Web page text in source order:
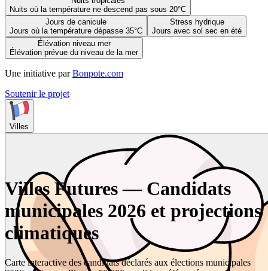
Nuits où la température ne descend pas sous 20°C
Jours de canicule
Jours où la température dépasse 35°C
Stress hydrique
Jours avec sol sec en été
Élévation niveau mer
Élévation prévue du niveau de la mer
Une initiative par Bonpote.com
Soutenir le projet
Villes
Villes Futures — Candidats
municipales 2026 et projections
climatiques
Carte interactive des candidats déclarés aux élections municipales